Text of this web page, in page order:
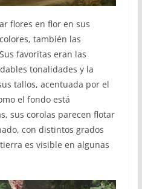
flores en flor en sus
también las
favoritas eran las
tonalidades y la
tallos, acentuada por el
el fondo está
sus corolas parecen flotar
con distintos grados
es visible en algunas